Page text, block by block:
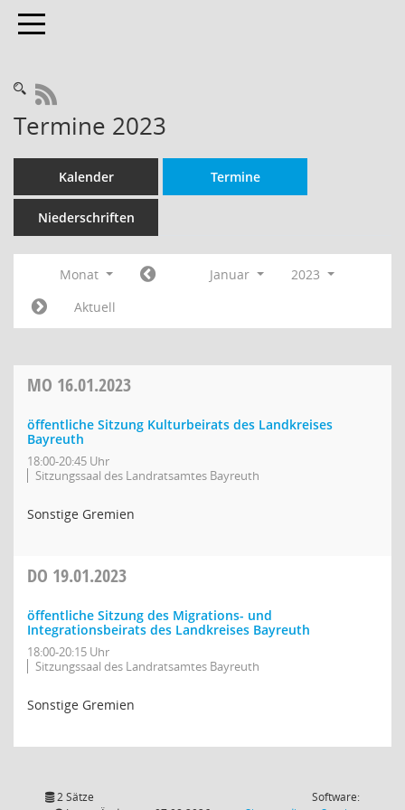
Toggle navigation
RSS-Feed
Termine 2023
Kalender Termine
Niederschriften
Monat Januar
2023
Aktuell
MO 16.01.2023
öffentliche Sitzung Kulturbeirats des Landkreises
Bayreuth
18:00-20:45 Uhr
Sitzungssaal des Landratsamtes Bayreuth
Sonstige Gremien
DO 19.01.2023
öffentliche Sitzung des Migrations- und
Integrationsbeirats des Landkreises Bayreuth
18:00-20:15 Uhr
Sitzungssaal des Landratsamtes Bayreuth
Sonstige Gremien
2 Sätze
Software: